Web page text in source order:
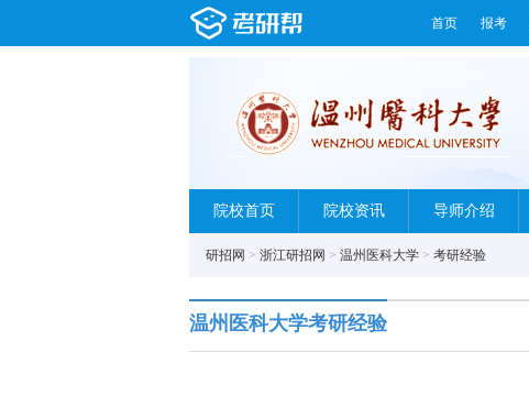
首页 报考
院校首页 院校资讯 导师介绍
研招网 > 浙江研招网 > 温州医科大学 > 考研经验
温州医科大学考研经验